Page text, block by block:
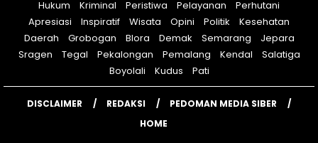
Hukum
Kriminal Peristiwa Pelayanan
Perhutani
Apresiasi
Inspiratif Wisata Opini Politik
Kesehatan
Daerah
Grobogan Blora Demak Semarang
Jepara
Sragen
Tegal Pekalongan Pemalang Kendal
Salatiga
Boyolali
Kudus Pati
DISCLAIMER REDAKSI
PEDOMAN MEDIA SIBER
HOME